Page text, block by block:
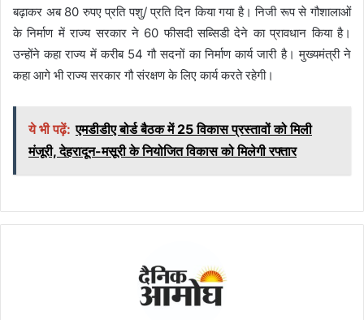
बढ़ाकर अब 80 रुपए प्रति पशु/ प्रति दिन किया गया है। निजी रूप से गौशालाओं
के निर्माण में राज्य सरकार ने 60 फीसदी सब्सिडी देने का प्रावधान किया है।
उन्होंने कहा राज्य में करीब 54 गौ सदनों का निर्माण कार्य जारी है। मुख्यमंत्री ने
कहा आगे भी राज्य सरकार गौ संरक्षण के लिए कार्य करते रहेगी।
ये भी पढ़ें: एमडीडीए बोर्ड बैठक में 25 विकास प्रस्तावों को मिली
मंजूरी, देहरादून-मसूरी के नियोजित विकास को मिलेगी रफ्तार